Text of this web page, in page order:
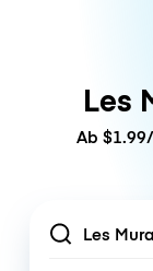
Les
Ab
Location